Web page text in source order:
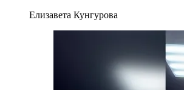
Елизавета Кунгурова